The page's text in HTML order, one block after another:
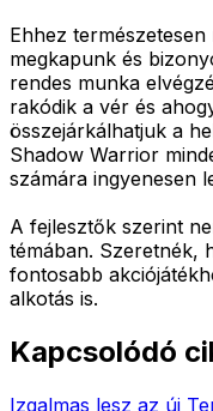
Ehhez
megkapunk és
rendes munka
rakódik a vér és
összejárkálhatjuk a
Shadow Warrior
számára ingyenesen
A fejlesztők szerint
témában. Szeretnék,
fontosabb
alkotás is.
Kapcsolódó
Izgalmas lesz az új